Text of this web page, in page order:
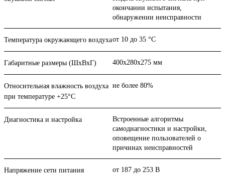
окончании испытания,
обнаружении неисправности
Температура окружающего воздухаот 10 до 35 °C
Габаритные размеры (ШхВхГ) 400х280х275 мм
Относительная влажность воздуха
при температуре +25°С
не более 80%
Диагностика и настройка
Встроенные алгоритмы
самодиагностики и настройки,
оповещение пользователей о
причинах неисправностей
Напряжение сети питания от 187 до 253 В